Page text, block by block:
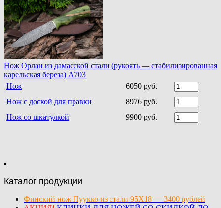
Нож Орлан из дамасской стали (рукоять — стабилизированная
карельская береза) A703
Нож
6050 руб.
Нож с доской для правки
8976 руб.
Нож со шкатулкой
9900 руб.
Каталог продукции
Финский нож Пуукко из стали 95Х18 — 3400 рублей